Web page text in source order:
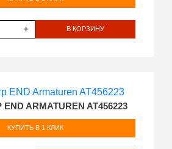
+ В КОРЗИНУ
ARMATUREN AT456223
КУПИТЬ В 1 КЛИК